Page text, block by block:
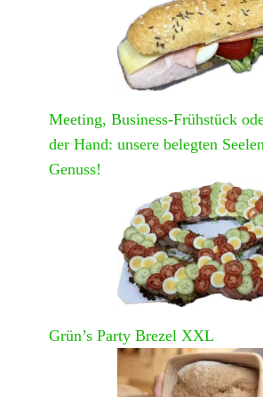
Meeting, Business-Frühstück
der Hand: unsere belegten
Genuss!
Grün’s Party Brezel XXL